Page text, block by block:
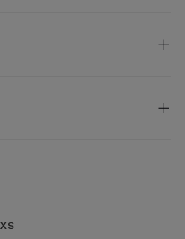
XS